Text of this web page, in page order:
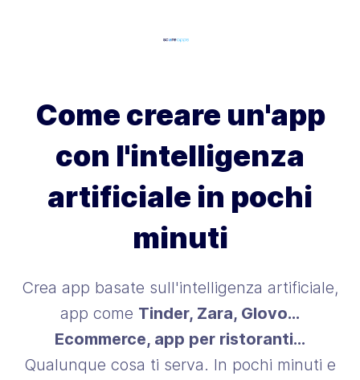
Come creare un'app
con l'intelligenza
artificiale in pochi
minuti
Crea app basate sull'intelligenza artificiale,
app come Tinder, Zara, Glovo…
Ecommerce, app per ristoranti…
Qualunque cosa ti serva. In pochi minuti e